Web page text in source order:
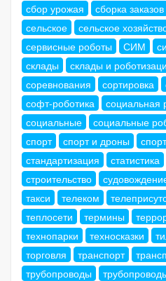
сбор урожая
сборка заказов
сельское
сельское
сервисные роботы
СИМ
склады
склады и
соревнования
сортировка
софт-роботика
социальная
социальные
социальные
спорт
спорт и дроны
стандартизация
статистика
строительство
такси
телеком
теплосети
термины
технопарки
техносказки
торговля
транспорт
трубопроводы